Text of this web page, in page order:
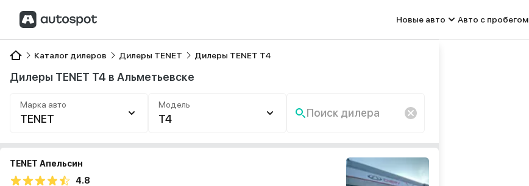
Новые авто Авто с пробегом
Каталог дилеров Дилеры TENET Дилеры TENET T4
Дилеры TENET T4 в Альметьевске
TENET
Марка авто
T4
Модель
Поиск дилера
По запросу «» ничего не
TENET Апельсин
4.8